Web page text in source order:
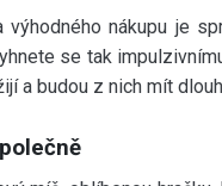
výhodného nákupu je
se tak
a budou z nich mít